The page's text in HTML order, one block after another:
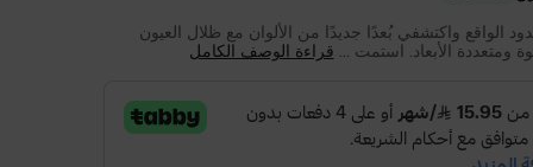
الواقع واكتشفي بُعدًا جديدًا من الألوان مع ظلال العيون
ومتعددة الأبعاد. استمت ... قراءة الوصف الكامل